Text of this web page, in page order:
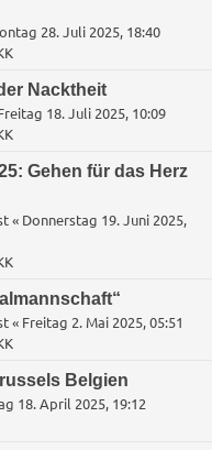
28. Juli 2025, 18:40
Nacktheit
18. Juli 2025, 10:09
Gehen für das Herz
« Donnerstag 19. Juni 2025,
« Freitag 2. Mai 2025, 05:51
Belgien
18. April 2025, 19:12